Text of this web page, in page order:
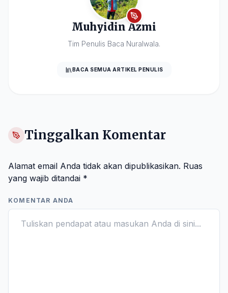
Muhyidin Azmi
Tim Penulis Baca Nuralwala.
BACA SEMUA ARTIKEL PENULIS
Tinggalkan Komentar
Alamat email Anda tidak akan dipublikasikan. Ruas
yang wajib ditandai *
KOMENTAR ANDA